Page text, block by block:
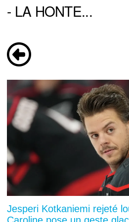
- LA HONTE...
Jesperi Kotkaniemi rejeté